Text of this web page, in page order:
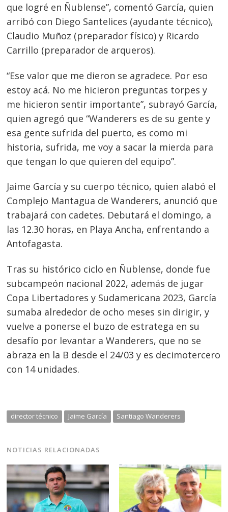
que logré en Ñublense”, comentó García, quien
arribó con Diego Santelices (ayudante técnico),
Claudio Muñoz (preparador físico) y Ricardo
Carrillo (preparador de arqueros).
“Ese valor que me dieron se agradece. Por eso
estoy acá. No me hicieron preguntas torpes y
me hicieron sentir importante”, subrayó García,
quien agregó que “Wanderers es de su gente y
esa gente sufrida del puerto, es como mi
historia, sufrida, me voy a sacar la mierda para
que tengan lo que quieren del equipo”.
Jaime García y su cuerpo técnico, quien alabó el
Complejo Mantagua de Wanderers, anunció que
trabajará con cadetes. Debutará el domingo, a
las 12.30 horas, en Playa Ancha, enfrentando a
Antofagasta.
Tras su histórico ciclo en Ñublense, donde fue
subcampeón nacional 2022, además de jugar
Copa Libertadores y Sudamericana 2023, García
sumaba alrededor de ocho meses sin dirigir, y
vuelve a ponerse el buzo de estratega en su
desafío por levantar a Wanderers, que no se
abraza en la B desde el 24/03 y es decimotercero
con 14 unidades.
director técnico Jaime García Santiago Wanderers
NOTICIAS RELACIONADAS
Navegación
de
entradas